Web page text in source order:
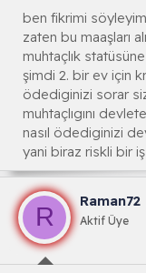
ben fikrimi
zaten bu maaşları
muhtaçlık
şimdi 2. bir ev için
ödediginizi sorar
muhtaçlıgını
nasıl ödediginizi
yani biraz riskli bir iş
R
Raman72
Aktif Üye